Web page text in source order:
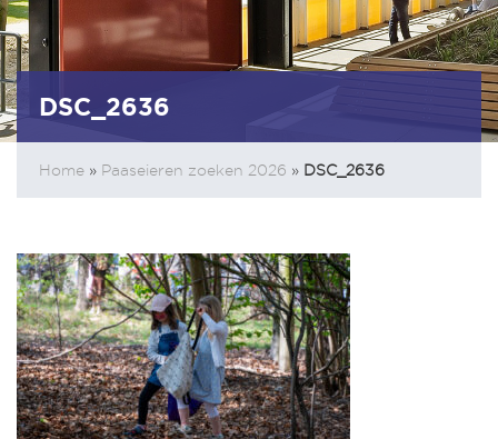
DSC_2636
Home » Paaseieren zoeken 2026 » DSC_2636